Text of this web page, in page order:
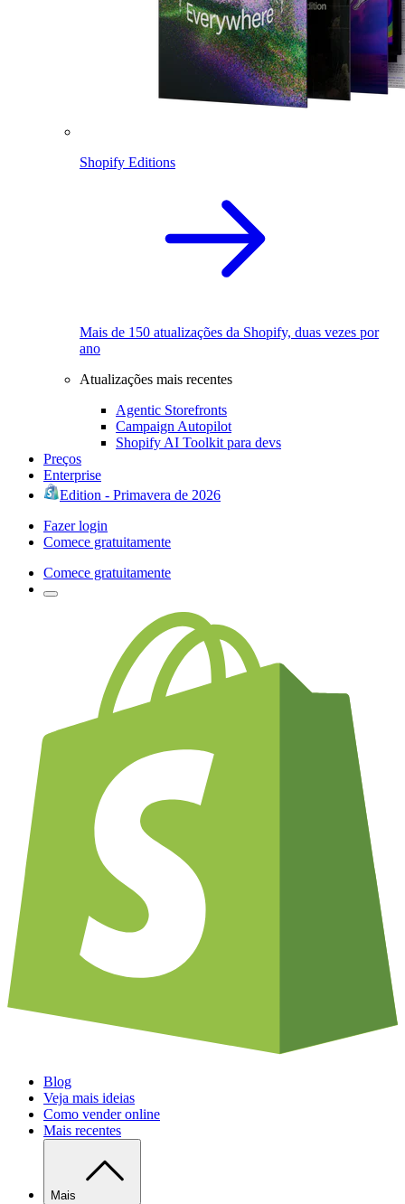
Shopify Editions
Mais de 150 atualizações da Shopify, duas vezes por
ano
Atualizações mais recentes
Agentic Storefronts
Campaign Autopilot
Shopify AI Toolkit para devs
Preços
Enterprise
Edition - Primavera de 2026
Fazer login
Comece gratuitamente
Comece gratuitamente
Blog
Veja mais ideias
Como vender online
Mais recentes
Mais